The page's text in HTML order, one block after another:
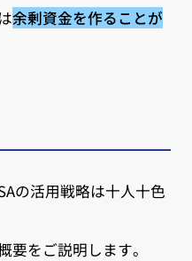
余剰資金を作ることが
の活用戦略は十人十色
要をご説明します。